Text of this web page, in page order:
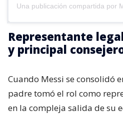
Representante
y principal
Cuando Messi se consolidó
padre tomó el rol como
en la compleja salida de su